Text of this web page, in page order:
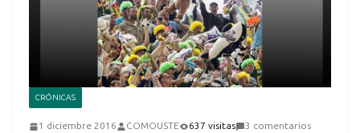
CRÓNICAS
1 diciembre 2016 COMOUSTE 637 visitas 3 comentarios